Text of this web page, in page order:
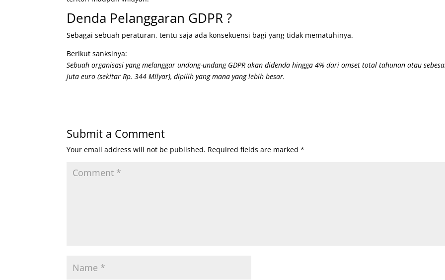
Denda Pelanggaran GDPR ?
Sebagai sebuah peraturan, tentu saja ada konsekuensi bagi yang tidak mematuhinya.
Berikut sanksinya:
Sebuah organisasi yang melanggar undang-undang GDPR akan didenda hingga 4% dari omset total tahunan atau
juta euro (sekitar Rp. 344 Milyar), dipilih yang mana yang lebih besar.
Submit a Comment
Your email address will not be published. Required fields are marked*